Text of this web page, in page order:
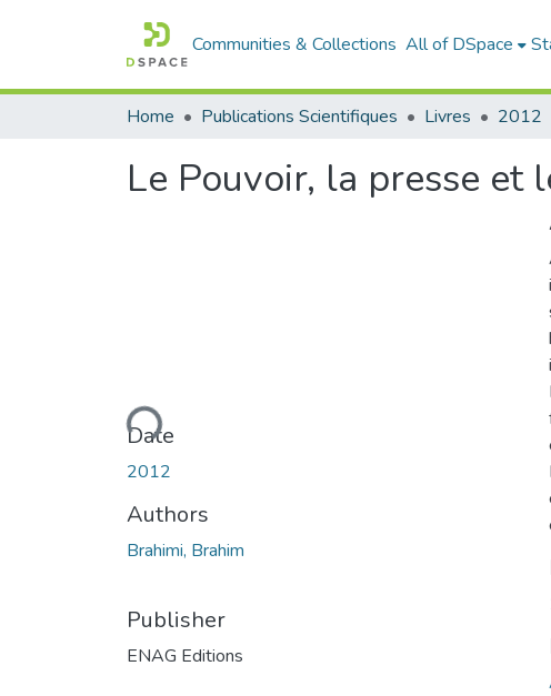
Communities & Collections All of DSpace
Home Publications Scientifiques Livres 2012
Le Pouvoir, la presse et
Loading...
Date
2012
Authors
Brahimi, Brahim
Publisher
ENAG Editions